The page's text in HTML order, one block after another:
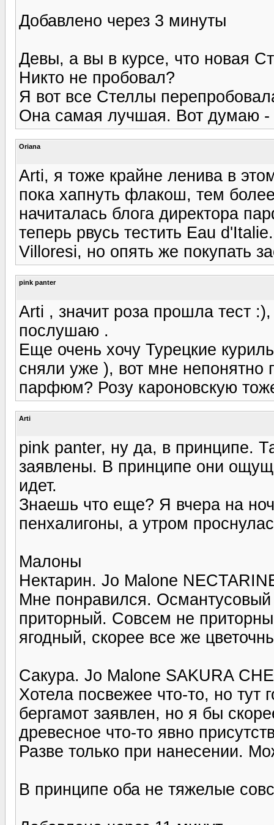
Добавлено через 3 минуты
Девы, а вы в курсе, что новая
Никто не пробовал?
Я вот все Стеллы
Она самая лучшая. Вот думаю -
Oriana
Arti, я тоже крайне ленива в
пока хапнуть флакош, тем
начиталась блога директора
теперь рвусь тестить Eau
Villoresi, но опять же покупать
pink panter
Arti , значит роза прошла тест
послушаю .
Еще очень хочу Турецкие
сняли уже ), вот мне непонятно
парфюм? Розу кароновскую
Arti
pink panter, ну да, в принципе.
заявлены. В принципе они
идет.
Знаешь что еще? Я вчера на
пенхалигоны, а утром
Малоны
Нектарин. Jo Malone
Мне понравился. Османтусовый
приторный. Совсем не
ягодный, скорее все же
Сакура. Jo Malone SAKURA
Хотела посвежее что-то, но тут
бергамот заявлен, но я бы
древесное что-то явно
Разве только при нанесении.
В принципе оба не тяжелые